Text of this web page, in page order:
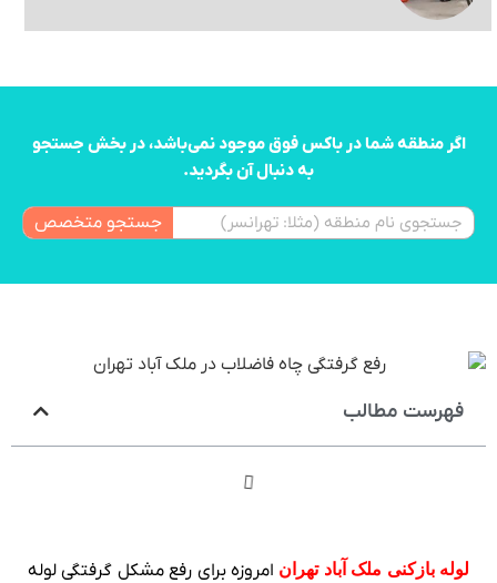
اگر منطقه شما در باکس فوق موجود نمی‌باشد، در بخش جستجو
به دنبال آن بگردید.
جستجو متخصص
فهرست مطالب
لوله بازکنی ملک آباد تهران امروزه برای رفع مشکل گرفتگی لوله